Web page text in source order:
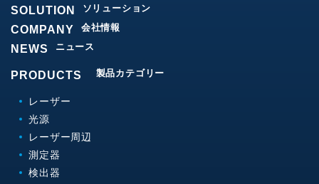
SOLUTION ソリューション
COMPANY 会社情報
NEWS ニュース
PRODUCTS 製品カテゴリー
レーザー
光源
レーザー周辺
測定器
検出器